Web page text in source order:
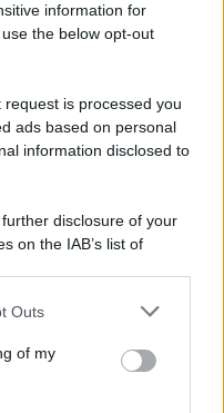
information for
the below opt-out
is processed you
ads based on personal
information disclosed to
disclosure of your
on the IAB’s list of
by us to third parties
one or more Google
Outs
of my
rassicura i tifosi sul
Cosmi